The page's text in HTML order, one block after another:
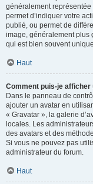
généralement
permet d’indiquer votre
publié, ou permet de
image, généralement plus
qui est bien souvent
Haut
Comment puis-je afficher
Dans le panneau de
ajouter un avatar en
« Gravatar », la galerie
locales. Les
des avatars et des
Si vous ne pouvez pas
administrateur du forum.
Haut